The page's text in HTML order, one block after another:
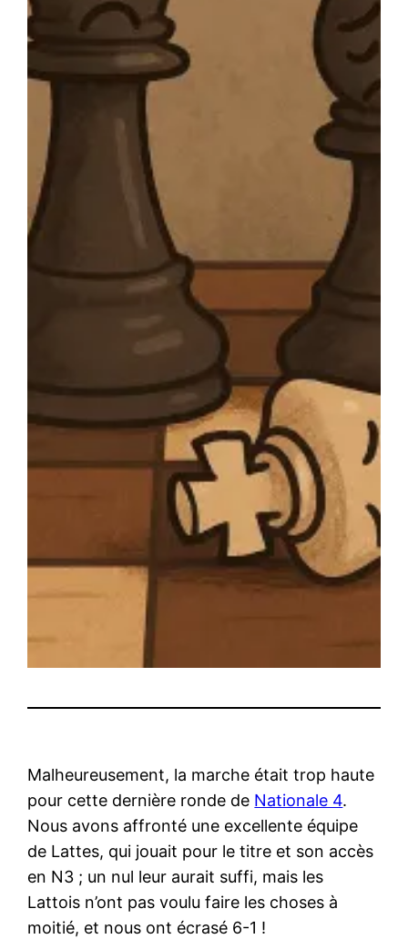
Malheureusement, la marche était trop haute
pour cette dernière ronde de Nationale 4.
Nous avons affronté une excellente équipe
de Lattes, qui jouait pour le titre et son accès
en N3 ; un nul leur aurait suffi, mais les
Lattois n’ont pas voulu faire les choses à
moitié, et nous ont écrasé 6-1 !